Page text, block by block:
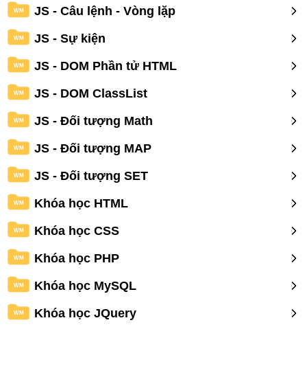
WM JS - Câu lệnh - Vòng lặp
WM JS - Sự kiện
WM JS - DOM Phần tử HTML
WM JS - DOM ClassList
WM JS - Đối tượng Math
WM JS - Đối tượng MAP
WM JS - Đối tượng SET
WM Khóa học HTML
WM Khóa học CSS
WM Khóa học PHP
WM Khóa học MySQL
WM Khóa học JQuery